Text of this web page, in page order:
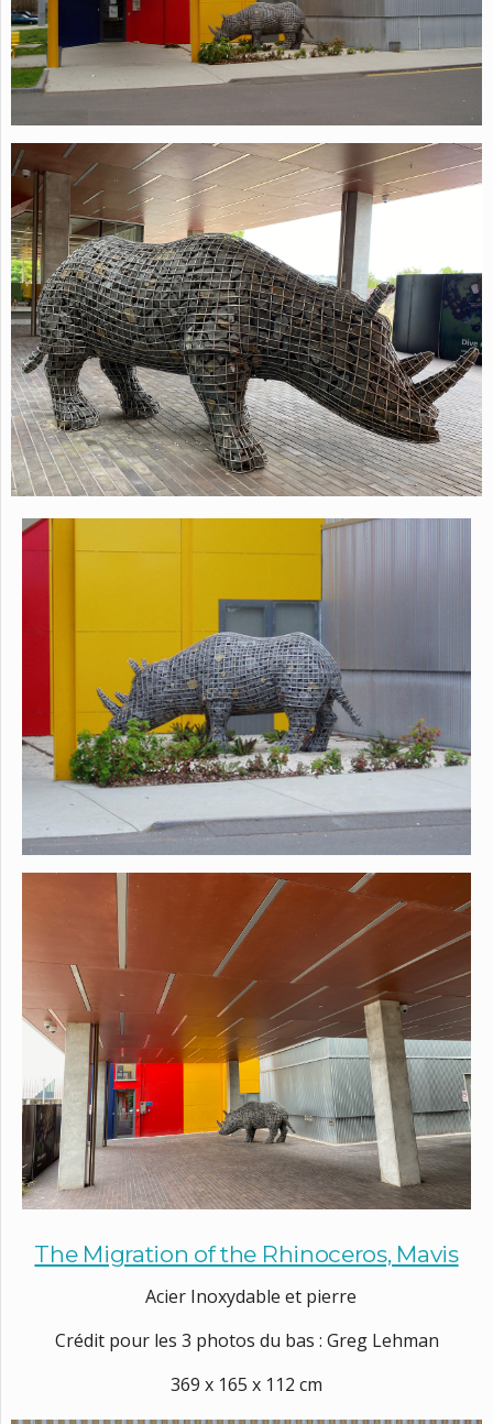
The Migration of the Rhinoceros, Mavis
Acier Inoxydable et pierre
Crédit pour les 3 photos du bas : Greg Lehman
369 x 165 x 112 cm